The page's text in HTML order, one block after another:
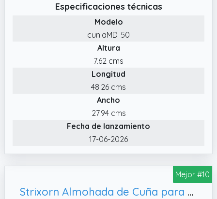
✔️ Diseño único con aspa para cogerlo
fácilmente, y bolsa de tela para transporte
✔️ Ángulo de inclinación: 15 grados, se puede
poner tanto encima como debajo del
colchón,facilita la digestión evitando el
reflujo y la congestión respiratoria
Especificaciones técnicas
Modelo
cuniaMD-50
Altura
7.62 cms
Longitud
48.26 cms
Ancho
27.94 cms
Fecha de lanzamiento
17-06-2026
Mejor #10
Strixorn Almohada de Cuña para Dormir, 50 × 50 × 30 cm